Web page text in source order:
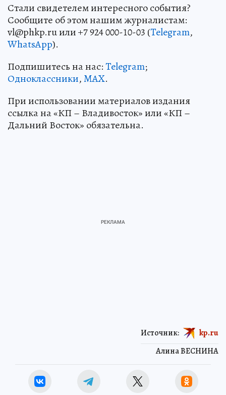
Стали свидетелем интересного события?
Сообщите об этом нашим журналистам:
vl@phkp.ru или +7 924 000-10-03 (Telegram,
WhatsApp).
Подпишитесь на нас:Telegram;
Одноклассники,MAX.
При использовании материалов издания
ссылка на «КП – Владивосток» или «КП –
Дальний Восток» обязательна.
Алина ВЕСНИНА
Источник: kp.ru